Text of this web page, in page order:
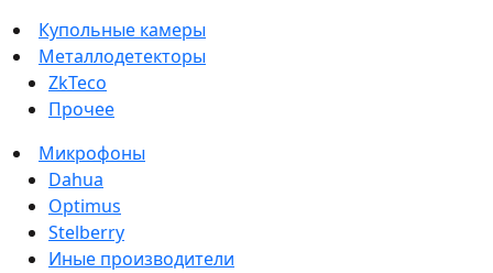
Купольные камеры
Металлодетекторы
ZkTeco
Прочее
Микрофоны
Dahua
Optimus
Stelberry
Иные производители